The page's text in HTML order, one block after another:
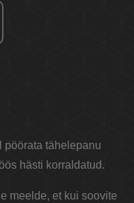
pöörata tähelepanu
hästi korraldatud.
meelde, et kui soovite